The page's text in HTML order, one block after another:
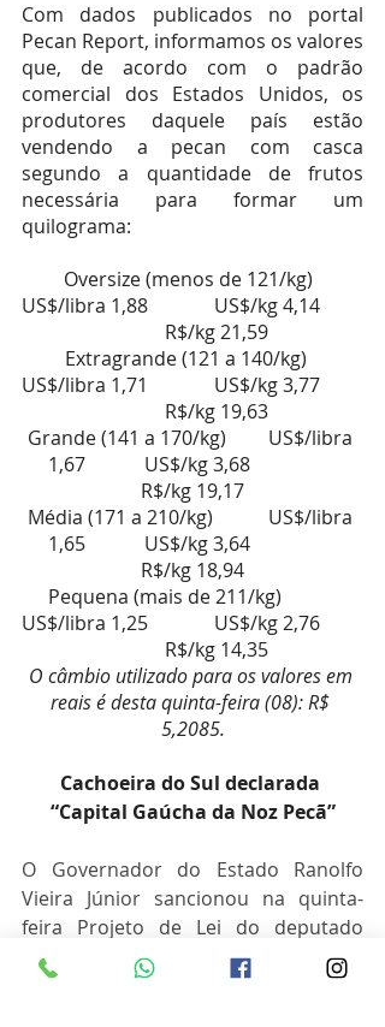
Com dados publicados no portal
Pecan Report, informamos os valores
que, de acordo com o padrão
comercial dos Estados Unidos, os
produtores daquele país estão
vendendo a pecan com casca
segundo a quantidade de frutos
necessária para formar um
quilograma:
Oversize (menos de 121/kg)
US$/libra 1,88        	US$/kg 4,14
  	R$/kg 21,59
Extragrande (121 a 140/kg)
US$/libra 1,71        	US$/kg 3,77
  	R$/kg 19,63
Grande (141 a 170/kg)       	US$/libra
1,67        	US$/kg 3,68
R$/kg 19,17
Média (171 a 210/kg)         	US$/libra
1,65        	US$/kg 3,64
R$/kg 18,94
Pequena (mais de 211/kg)
US$/libra 1,25         	US$/kg 2,76
  	R$/kg 14,35
O câmbio utilizado para os valores em
reais é desta quinta-feira (08): R$
5,2085.
Cachoeira do Sul declarada
“Capital Gaúcha da Noz Pecã”
O Governador do Estado Ranolfo
Vieira Júnior sancionou na quinta-
feira Projeto de Lei do deputado
Gabriel Souza (MDB), que declara
Cachoeira do Sul como a Capital